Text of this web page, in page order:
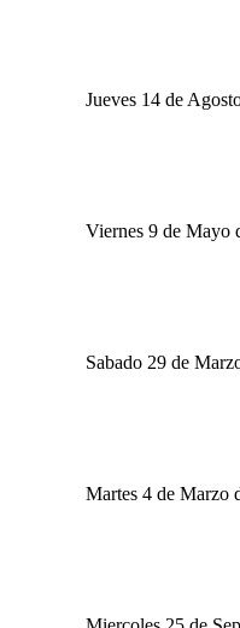
Jueves 14 de
Viernes 9 de Mayo
Sabado 29 de
Martes 4 de Marzo